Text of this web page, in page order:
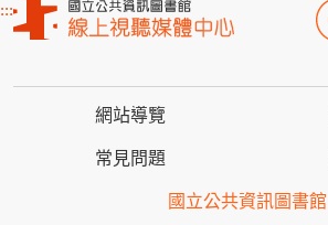
:::
網站導覽
常見問題
國立公共資訊圖書館